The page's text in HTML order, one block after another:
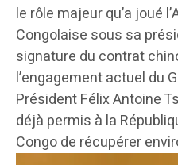
le rôle majeur qu’a joué
Congolaise sous sa
signature du contrat
l’engagement actuel du
Président Félix Antoine
déjà permis à la
Congo de récupérer